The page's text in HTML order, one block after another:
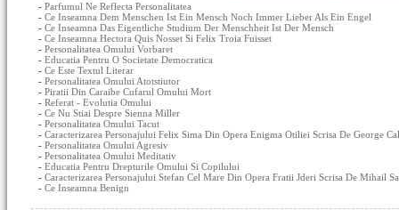
- Parfumul Ne Reflecta Personalitatea
- Ce Inseamna Dem Menschen Ist Ein Mensch Noch Immer Lieber Als Ein Engel
- Ce Inseamna Das Eigentliche Studium Der Menschheit Ist Der Mensch
- Ce Inseamna Hectora Quis Nosset Si Felix Troia Fuisset
- Personalitatea Omului Vorbaret
- Educatia Pentru O Societate Democratica
- Ce Este Textul Literar
- Personalitatea Omului Atotstiutor
- Piratii Din Caraibe Cufarul Omului Mort
- Referat - Evolutia Omului
- Ce Nu Stiai Despre Sienna Miller
- Personalitatea Omului Tacut
- Caracterizarea Personajului Felix Sima Din Opera Enigma Otiliei Scrisa De George
- Personalitatea Omului Agresiv
- Personalitatea Omului Meditativ
- Educatia Pentru Drepturile Omului Si Copilului
- Caracterizarea Personajului Stefan Cel Mare Din Opera Fratii Jderi Scrisa De Mihail
- Ce Inseamna Benign